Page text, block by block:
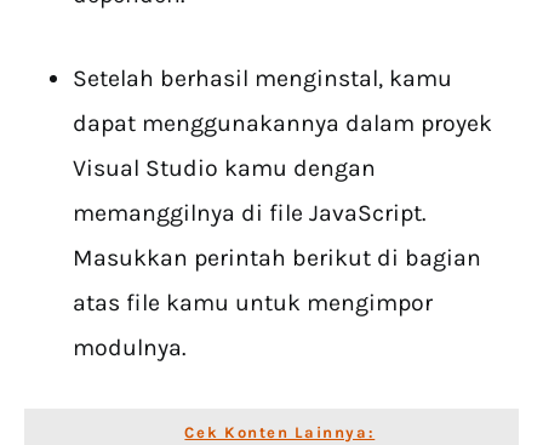
Setelah berhasil menginstal, kamu
dapat menggunakannya dalam proyek
Visual Studio kamu dengan
memanggilnya di file JavaScript.
Masukkan perintah berikut di bagian
atas file kamu untuk mengimpor
modulnya.
Cek Konten Lainnya: